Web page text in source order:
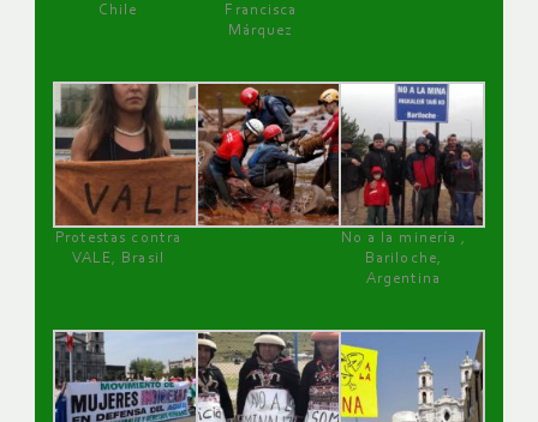
Chile
Francisca
Márquez
Protestas contra
VALE, Brasil
No a la minería ,
Bariloche,
Argentina